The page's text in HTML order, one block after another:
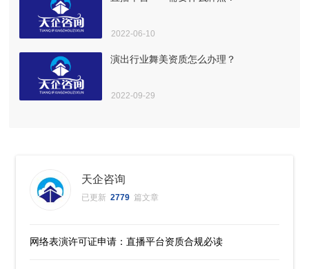
2022-06-10
演出行业舞美资质怎么办理？
2022-09-29
天企咨询
已更新 2779 篇文章
网络表演许可证申请：直播平台资质合规必读